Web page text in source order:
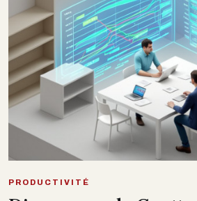
PRODUCTIVITÉ